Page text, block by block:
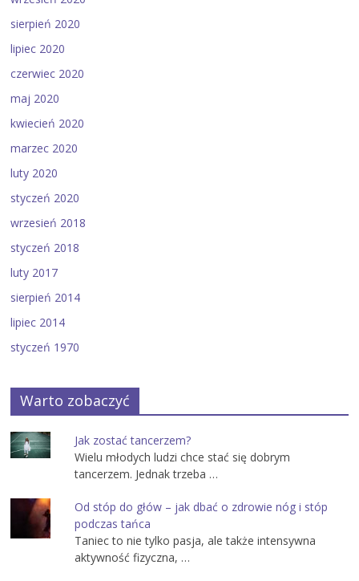
sierpień 2020
lipiec 2020
czerwiec 2020
maj 2020
kwiecień 2020
marzec 2020
luty 2020
styczeń 2020
wrzesień 2018
styczeń 2018
luty 2017
sierpień 2014
lipiec 2014
styczeń 1970
Warto zobaczyć
Jak zostać tancerzem?
Wielu młodych ludzi chce stać się dobrym
tancerzem. Jednak trzeba …
Od stóp do głów – jak dbać o zdrowie nóg i stóp
podczas tańca
Taniec to nie tylko pasja, ale także intensywna
aktywność fizyczna, …